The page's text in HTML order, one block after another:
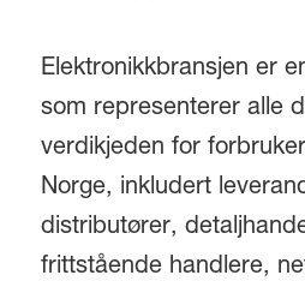
Elektronikkbransjen er
som representerer alle
verdikjeden for
Norge, inkludert
distributører,
frittstående handlere,